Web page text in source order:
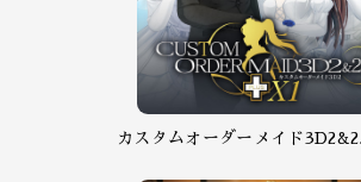
カスタムオーダーメイド